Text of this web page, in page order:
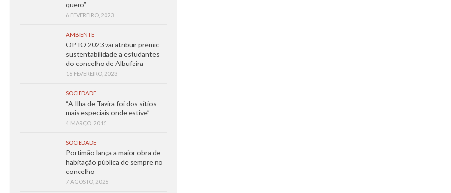
quero”
6 FEVEREIRO, 2023
AMBIENTE
OPTO 2023 vai atribuir prémio
sustentabilidade a estudantes
do concelho de Albufeira
16 FEVEREIRO, 2023
SOCIEDADE
“A Ilha de Tavira foi dos sítios
mais especiais onde estive”
4 MARÇO, 2015
SOCIEDADE
Portimão lança a maior obra de
habitação pública de sempre no
concelho
7 AGOSTO, 2026